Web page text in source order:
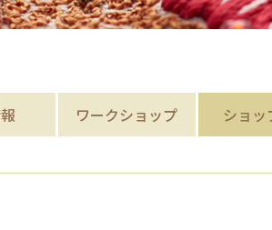
ワークショップ ショッ